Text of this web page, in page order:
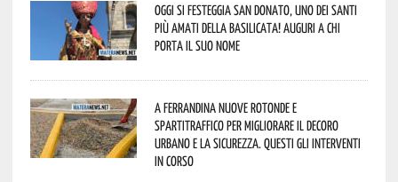
Oggi si festeggia San Donato, uno dei Santi
più amati della Basilicata! Auguri a chi
porta il suo nome
A Ferrandina nuove rotonde e
spartitraffico per migliorare il decoro
urbano e la sicurezza. Questi gli interventi
in corso